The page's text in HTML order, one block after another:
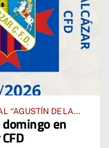
“AGUSTÍN DE LA
en